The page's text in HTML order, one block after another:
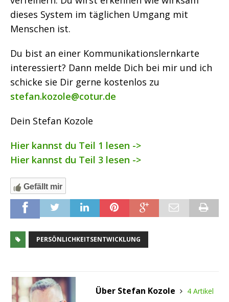
dieses System im täglichen Umgang mit
Menschen ist.
Du bist an einer Kommunikationslernkarte
interessiert? Dann melde Dich bei mir und ich
schicke sie Dir gerne kostenlos zu
stefan.kozole@cotur.de
Dein Stefan Kozole
Hier kannst du Teil 1 lesen ->
Hier kannst du Teil 3 lesen ->
Gefällt mir
PERSÖNLICHKEITSENTWICKLUNG
Über Stefan Kozole 4 Artikel